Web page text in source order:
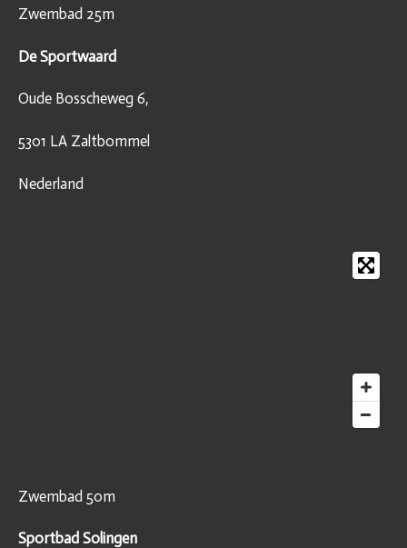
Zwembad 25m
De Sportwaard
Oude Bosscheweg 6,
5301 LA Zaltbommel
Nederland
Zwembad 50m
Sportbad Solingen